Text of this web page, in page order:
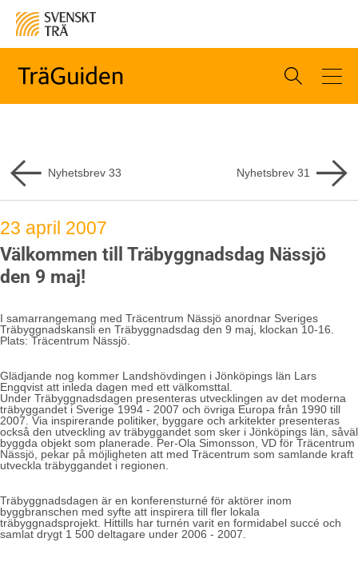
Nyhetsbrev 33 Nyhetsbrev 31
23 april 2007
Välkommen till Träbyggnadsdag Nässjö
den 9 maj!
I samarrangemang med Träcentrum Nässjö anordnar Sveriges
Träbyggnadskansli en Träbyggnadsdag den 9 maj, klockan 10-16.
Plats: Träcentrum Nässjö.
Glädjande nog kommer Landshövdingen i Jönköpings län Lars
Engqvist att inleda dagen med ett välkomsttal.
Under Träbyggnadsdagen presenteras utvecklingen av det moderna
träbyggandet i Sverige 1994 - 2007 och övriga Europa från 1990 till
2007. Via inspirerande politiker, byggare och arkitekter presenteras
också den utveckling av träbyggandet som sker i Jönköpings län, såväl
byggda objekt som planerade. Per-Ola Simonsson, VD för Träcentrum
Nässjö, pekar på möjligheten att med Träcentrum som samlande kraft
utveckla träbyggandet i regionen.
Träbyggnadsdagen är en konferensturné för aktörer inom
byggbranschen med syfte att inspirera till fler lokala
träbyggnadsprojekt. Hittills har turnén varit en formidabel succé och
samlat drygt 1 500 deltagare under 2006 - 2007.